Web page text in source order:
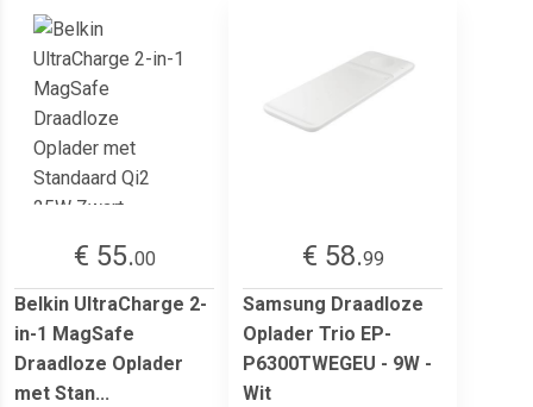
€ 55.00
Belkin UltraCharge 2-
in-1 MagSafe
Draadloze Oplader
met Stan...
€ 58.99
Samsung Draadloze
Oplader Trio EP-
P6300TWEGEU - 9W -
Wit